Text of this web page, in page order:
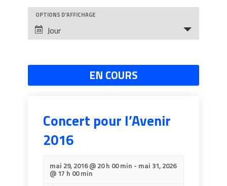
and
Views
Navigation
Évènement
Views
OPTIONS D'AFFICHAGE
Jour
EN COURS
Concert pour l’Avenir
2016
mai 29, 2016 @ 20 h 00 min - mai 31, 2026
@ 17 h 00 min